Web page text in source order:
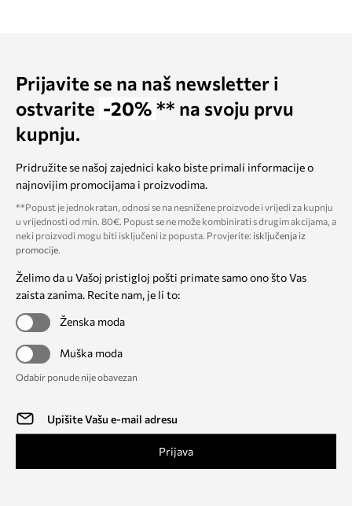
Prijavite se na naš newsletter i
ostvarite -20% ** na svoju prvu
kupnju.
Pridružite se našoj zajednici kako biste primali informacije o
najnovijim promocijama i proizvodima.
**Popust je jednokratan, odnosi se na nesnižene proizvode i vrijedi za kupnju
u vrijednosti od min. 80€. Popust se ne može kombinirati s drugim akcijama, a
neki proizvodi mogu biti isključeni iz popusta. Provjerite: isključenja iz
promocije.
Želimo da u Vašoj pristigloj pošti primate samo ono što Vas
zaista zanima. Recite nam, je li to:
Ženska moda
Muška moda
Odabir ponude nije obavezan
Prijava